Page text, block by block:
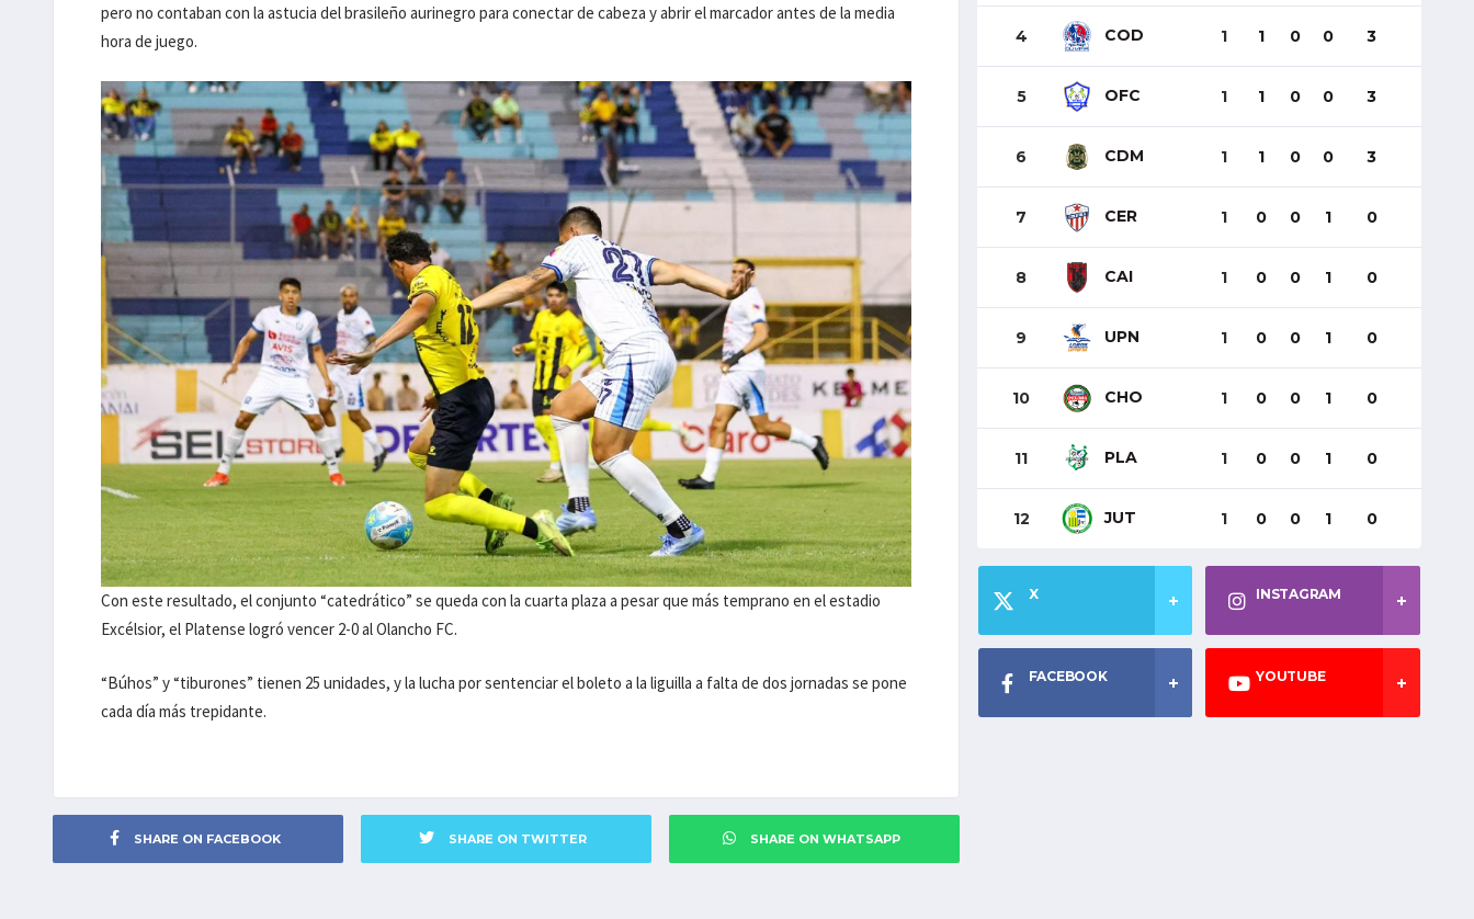
pero no contaban con la astucia del brasileño aurinegro para conectar de cabeza y abrir el marcador antes de la media
hora de juego.
Con este resultado, el conjunto “catedrático” se queda con la cuarta plaza a pesar que más temprano en el estadio
Excélsior, el Platense logró vencer 2-0 al Olancho FC.
“Búhos” y “tiburones” tienen 25 unidades, y la lucha por sentenciar el boleto a la liguilla a falta de dos jornadas se pone
cada día más trepidante.
SHARE ON FACEBOOK SHARE ON TWITTER SHARE ON WHATSAPP
4 COD 1 1 0 0 3
5 OFC 1 1 0 0 3
6 CDM 1 1 0 0 3
7 CER 1 0 0 1 0
8 CAI 1 0 0 1 0
9 UPN 1 0 0 1 0
10 CHO 1 0 0 1 0
11 PLA 1 0 0 1 0
12 JUT 1 0 0 1 0
X INSTAGRAM
FACEBOOK YOUTUBE